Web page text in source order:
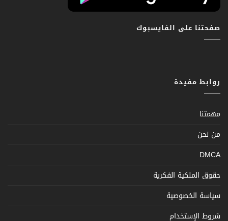
صفحتنا على الفايسبوك
روابط مفيدة
مهمتنا
من نحن
DMCA
حقوق الملكية الفكرية
سياسة الخصوصية
شروط الإستخدام